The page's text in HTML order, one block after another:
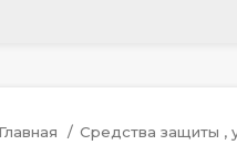
Главная
Средства защиты ,